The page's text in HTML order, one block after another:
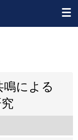
による